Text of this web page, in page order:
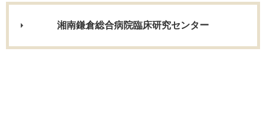
湘南鎌倉総合病院臨床研究センター